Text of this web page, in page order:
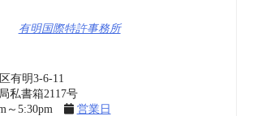
有明国際特許事務所
有明3-6-11
私書箱2117号
～5:30pm
営業日